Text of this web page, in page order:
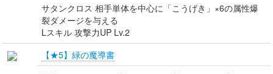
サタンクロス 相手単体を中心に「こうげき」×6の属性爆
裂ダメージを与える
Lスキル 攻撃力UP Lv.2
【★5】緑の魔導書